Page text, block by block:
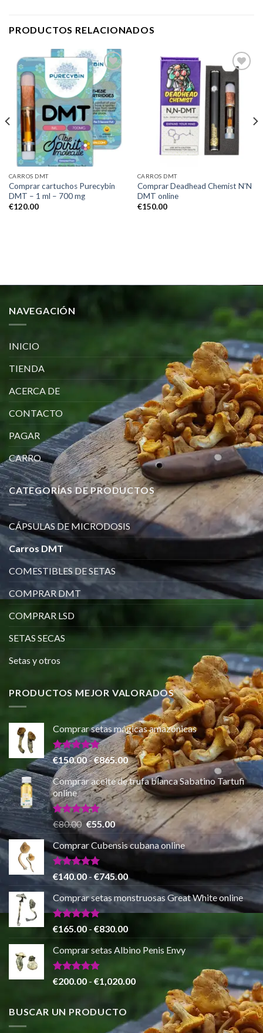
PRODUCTOS RELACIONADOS
Add to
wishlist
CARROS DMT
Comprar cartuchos Purecybin
DMT – 1 ml – 700 mg
€120.00
Add to
wishlist
CARROS DMT
Comprar Deadhead Chemist N’N
DMT online
€150.00
NAVEGACIÓN
INICIO
TIENDA
ACERCA DE
CONTACTO
PAGAR
CARRO
CATEGORÍAS DE PRODUCTOS
CÁPSULAS DE MICRODOSIS
Carros DMT
COMESTIBLES DE SETAS
COMPRAR DMT
COMPRAR LSD
SETAS SECAS
Setas y otros
PRODUCTOS MEJOR VALORADOS
Comprar setas mágicas amazónicas
Valorado
con5.00
de 5
€150.00-€865.00Rango
de
precios:
desde
€150.00
hasta
€865.00
Comprar aceite de trufa blanca Sabatino Tartufi
online
Valorado
con 5.00
de 5
€80.00 El
precio
original
era:
€80.00.
€55.00El
precio
actual
€55.00.
Comprar Cubensis cubana online
Valorado
con
5.00
de 5
€140.00-€745.00Rango
de
precios:
desde
€140.00
hasta
€745.00
Comprar setas monstruosas Great White online
Valorado
de 5
€165.00 - €830.00Rango
precios:
€165.00
€830.00
Comprar setas Albino Penis Envy
Valorado
€200.00 - €1,020.00Rango
precios:
desde
€200.00
BUSCAR UN PRODUCTO